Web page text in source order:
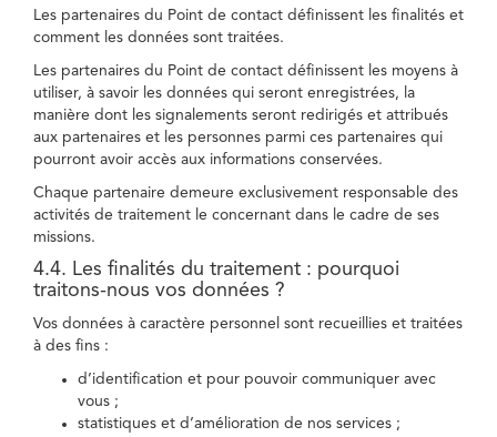
Les partenaires du Point de contact définissent les finalités et
comment les données sont traitées.
Les partenaires du Point de contact définissent les moyens à
utiliser, à savoir les données qui seront enregistrées, la
manière dont les signalements seront redirigés et attribués
aux partenaires et les personnes parmi ces partenaires qui
pourront avoir accès aux informations conservées.
Chaque partenaire demeure exclusivement responsable des
activités de traitement le concernant dans le cadre de ses
missions.
4.4. Les finalités du traitement : pourquoi
traitons-nous vos données ?
Vos données à caractère personnel sont recueillies et traitées
à des fins :
d’identification et pour pouvoir communiquer avec
vous ;
statistiques et d’amélioration de nos services ;